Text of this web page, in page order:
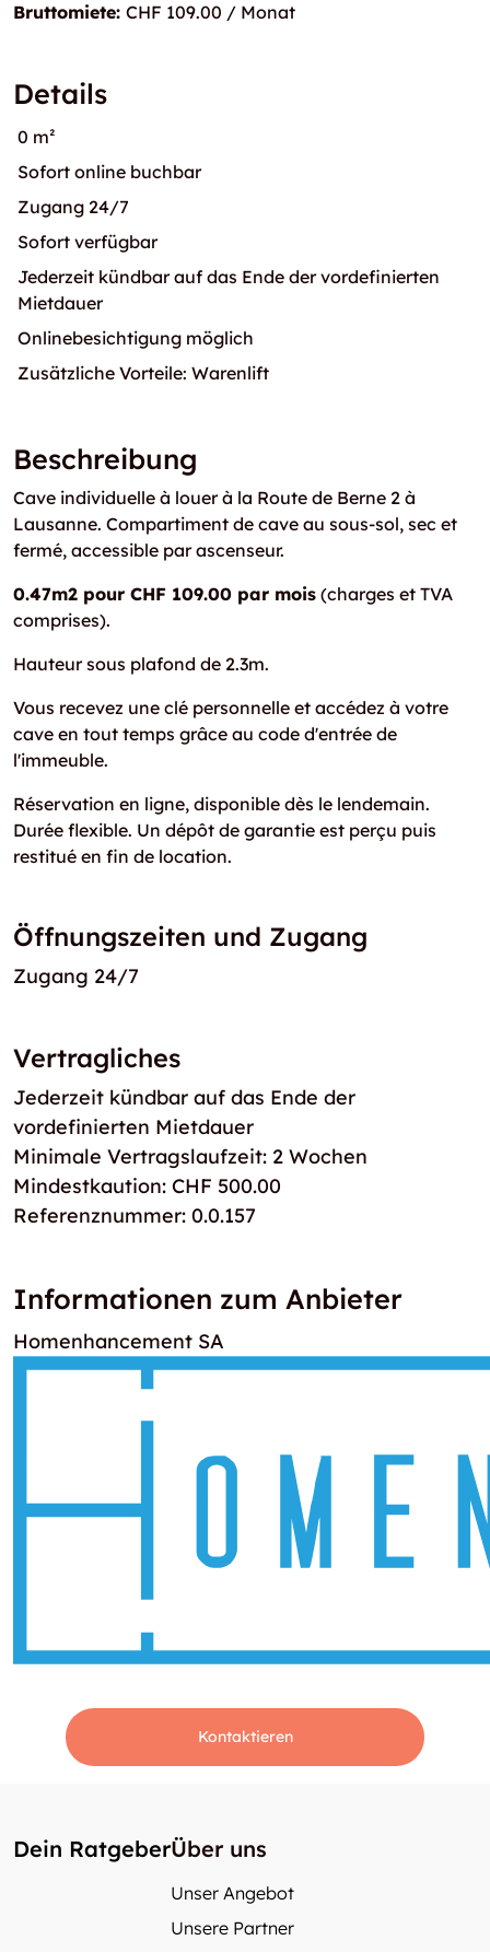
Bruttomiete: CHF 109.00 / Monat
Details
0 m²
Sofort online buchbar
Zugang 24/7
Sofort verfügbar
Jederzeit kündbar auf das Ende der vordefinierten
Mietdauer
Onlinebesichtigung möglich
Zusätzliche Vorteile: Warenlift
Beschreibung
Cave individuelle à louer à la Route de Berne 2 à
Lausanne. Compartiment de cave au sous-sol, sec et
fermé, accessible par ascenseur.
0.47m2 pour CHF 109.00 par mois (charges et TVA
comprises).
Hauteur sous plafond de 2.3m.
Vous recevez une clé personnelle et accédez à votre
cave en tout temps grâce au code d'entrée de
l'immeuble.
Réservation en ligne, disponible dès le lendemain.
Durée flexible. Un dépôt de garantie est perçu puis
restitué en fin de location.
Öffnungszeiten und Zugang
Zugang 24/7
Vertragliches
Jederzeit kündbar auf das Ende der
vordefinierten Mietdauer
Minimale Vertragslaufzeit: 2 Wochen
Mindestkaution: CHF 500.00
Referenznummer: 0.0.157
Informationen zum Anbieter
Homenhancement SA
Kontaktieren
Dein RatgeberÜber uns
Unser Angebot
Unsere Partner